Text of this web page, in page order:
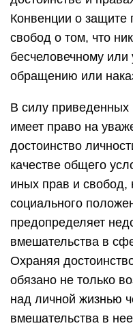
Конвенции о защите
свобод о том, что
бесчеловечному
обращению или
В силу
имеет право на
достоинство
качестве общего
иных прав и свобод,
социального
предопределяет
вмешательства в
Охраняя
обязано не только
над личной жизнью
вмешательства в